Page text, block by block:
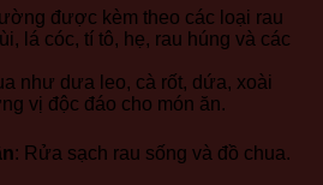
được kèm theo các loại rau
lá cóc, tí tô, hẹ, rau húng và các
như dưa leo, cà rốt, dứa, xoài
vị độc đáo cho món ăn.
: Rửa sạch rau sống và đồ chua.